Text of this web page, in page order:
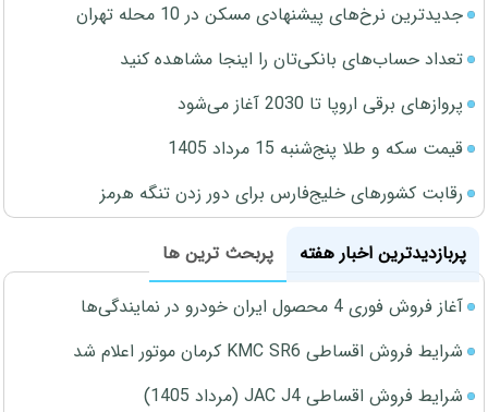
جدیدترین نرخ‌های پیشنهادی مسکن در 10 محله تهران
تعداد حساب‌های بانکی‌تان را اینجا مشاهده کنید
پروازهای برقی اروپا تا 2030 آغاز می‌شود
قیمت سکه و طلا پنج‌شنبه 15 مرداد 1405
رقابت کشورهای خلیج‌فارس برای دور زدن تنگه هرمز
پربازدیدترین اخبار هفته
پربحث ترین ها
آغاز فروش فوری 4 محصول ایران خودرو در نمایندگی‌ها
شرایط فروش اقساطی KMC SR6 کرمان موتور اعلام شد
شرایط فروش اقساطی JAC J4 (مرداد 1405)